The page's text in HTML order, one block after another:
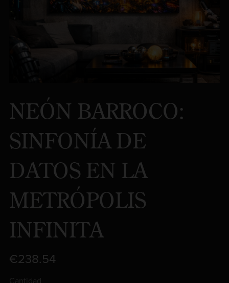
NEÓN BARROCO:
SINFONÍA DE
DATOS EN LA
METRÓPOLIS
INFINITA
€238.54
Cantidad